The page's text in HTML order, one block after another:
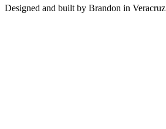
Designed and built by Brandon in Veracruz